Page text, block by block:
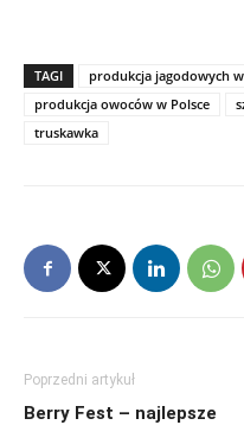
TAGI
produkcja jagodowych
produkcja owoców w Polsce
truskawka
Poprzedni artykuł
Berry Fest – najlepsze